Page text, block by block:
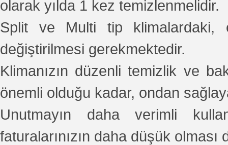
olarak yılda 1 kez temizlenmelidir.
Split ve Multi tip klimalardaki,
değiştirilmesi gerekmektedir.
Klimanızın düzenli temizlik ve
önemli olduğu kadar, ondan
Unutmayın daha verimli
faturalarınızın daha düşük olması